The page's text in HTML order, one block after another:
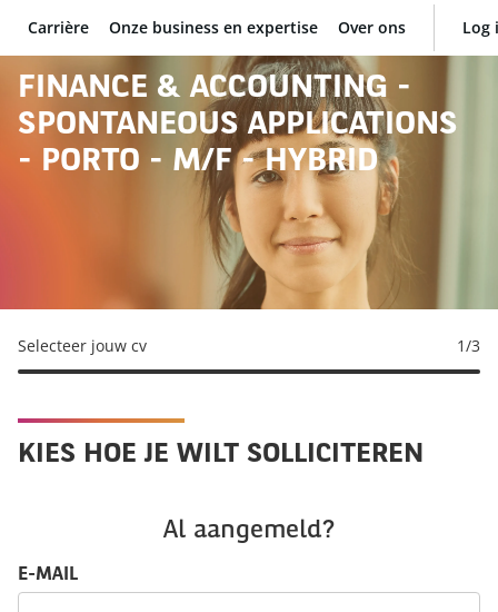
BNP Paribas
Carrière Onze business en expertise Over ons Log
FINANCE & ACCOUNTING -
SPONTANEOUS APPLICATIONS
- PORTO - M/F - HYBRID
Selecteer jouw cv 1/3
KIES HOE JE WILT SOLLICITEREN
Al aangemeld?
Log in: gebruikersnaam en wachtwoord
E-MAIL